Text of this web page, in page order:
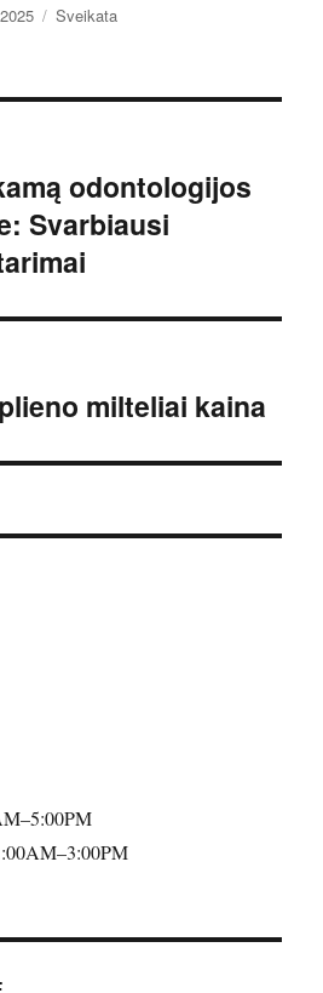
Kategorijos
Sveikata
odontologijos
Svarbiausi
milteliai kaina